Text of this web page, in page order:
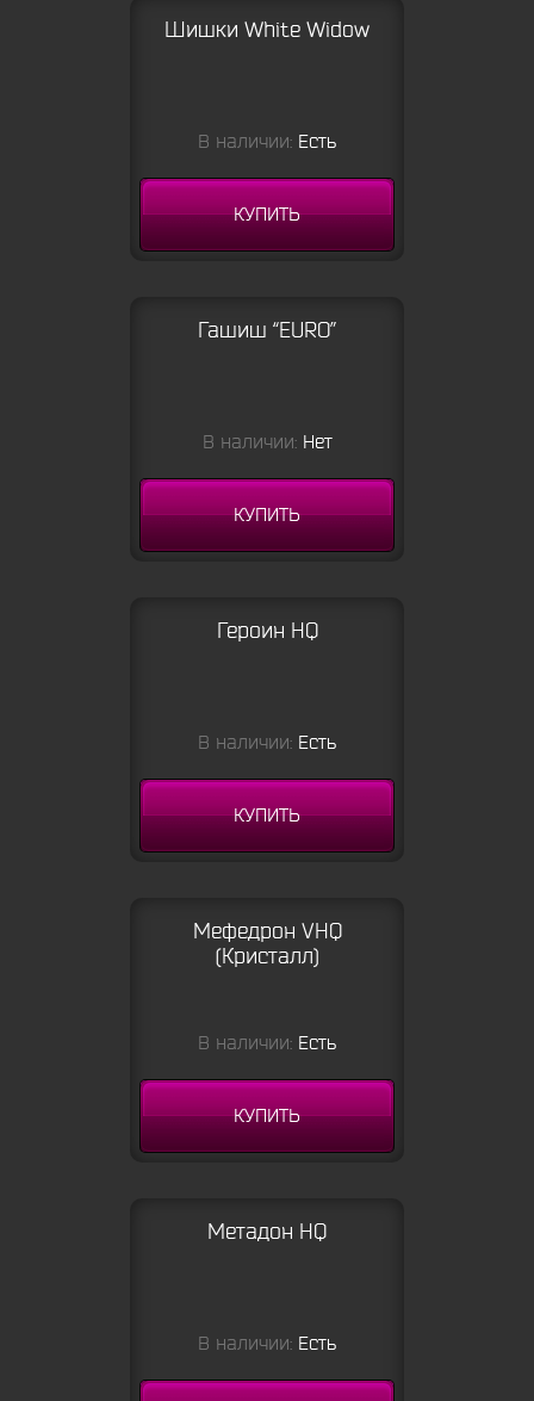
Шишки White Widow
В наличии: Есть
КУПИТЬ
Гашиш “EURO”
В наличии: Нет
КУПИТЬ
Героин HQ
В наличии: Есть
КУПИТЬ
Мефедрон VHQ
(Кристалл)
В наличии: Есть
КУПИТЬ
Метадон HQ
В наличии: Есть